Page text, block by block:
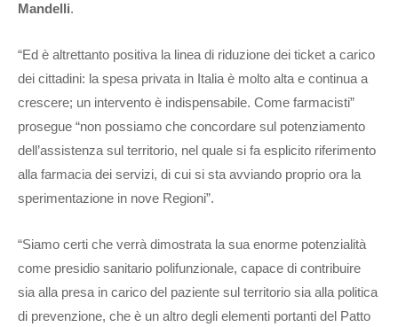
Mandelli.
“Ed è altrettanto positiva la linea di riduzione dei ticket a carico
dei cittadini: la spesa privata in Italia è molto alta e continua a
crescere; un intervento è indispensabile. Come farmacisti”
prosegue “non possiamo che concordare sul potenziamento
dell’assistenza sul territorio, nel quale si fa esplicito riferimento
alla farmacia dei servizi, di cui si sta avviando proprio ora la
sperimentazione in nove Regioni”.
“Siamo certi che verrà dimostrata la sua enorme potenzialità
come presidio sanitario polifunzionale, capace di contribuire
sia alla presa in carico del paziente sul territorio sia alla politica
di prevenzione, che è un altro degli elementi portanti del Patto